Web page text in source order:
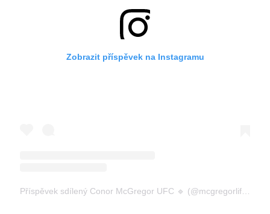
Zobrazit příspěvek na Instagramu